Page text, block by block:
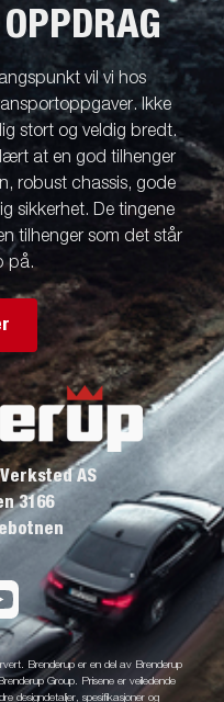
vil vi hos
Ikke
stort og veldig bredt.
at en god tilhenger
robust chassis, gode
sikkerhet. De tingene
tilhenger som det står
på.
AS
3166
Brenderup er en del av Brenderup
Group. Prisene er veiledende
designdetaljer, spesifikasjoner og